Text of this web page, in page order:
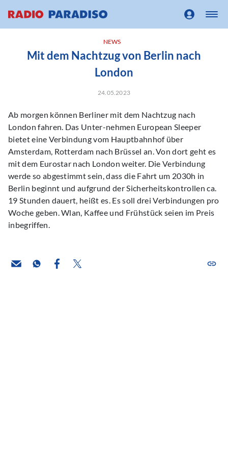
NEWS
Mit dem Nachtzug von Berlin nach
London
24.05.2023
Ab morgen können Berliner mit dem Nachtzug nach
London fahren. Das Unter-nehmen European Sleeper
bietet eine Verbindung vom Hauptbahnhof über
Amsterdam, Rotterdam nach Brüssel an. Von dort geht es
mit dem Eurostar nach London weiter. Die Verbindung
werde so abgestimmt sein, dass die Fahrt um 2030h in
Berlin beginnt und aufgrund der Sicherheitskontrollen ca.
19 Stunden dauert, heißt es. Es soll drei Verbindungen pro
Woche geben. Wlan, Kaffee und Frühstück seien im Preis
inbegriffen.